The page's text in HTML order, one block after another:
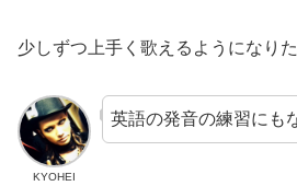
少しずつ上手く歌えるようになりた
KYOHEI
英語の発音の練習にも